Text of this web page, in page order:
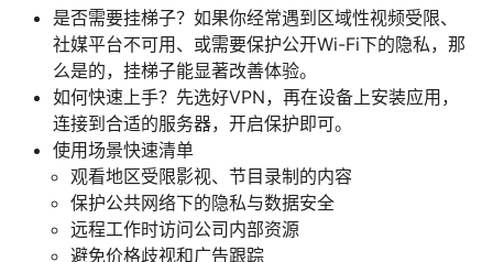
是否需要挂梯子？如果你经常遇到区域性视频受限、
社媒平台不可用、或需要保护公开Wi-Fi下的隐私，那
么是的，挂梯子能显著改善体验。
如何快速上手？先选好VPN，再在设备上安装应用，
连接到合适的服务器，开启保护即可。
使用场景快速清单
观看地区受限影视、节目录制的内容
保护公共网络下的隐私与数据安全
远程工作时访问公司内部资源
避免价格歧视和广告跟踪